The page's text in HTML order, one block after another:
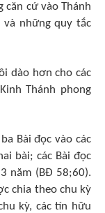
căn cứ vào Thánh
và những quy tắc
dào hơn cho các
Thánh phong
Bài đọc vào các
bài; các Bài đọc
năm (BĐ 58;60).
chia theo chu kỳ
kỳ, các tín hữu